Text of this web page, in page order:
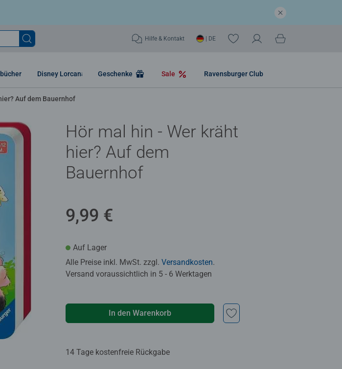
Hilfe & Kontakt | DE
Disney Lorcana Geschenke Sale Ravensburger Club
Auf dem Bauernhof
Hör mal hin - Wer kräht
hier? Auf dem
Bauernhof
9,99 €
Auf Lager
Alle Preise inkl. MwSt. zzgl. Versandkosten.
Versand voraussichtlich in 5 - 6 Werktagen
In den Warenkorb
14 Tage kostenfreie Rückgabe